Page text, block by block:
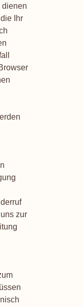
dienen
Ihr
zur